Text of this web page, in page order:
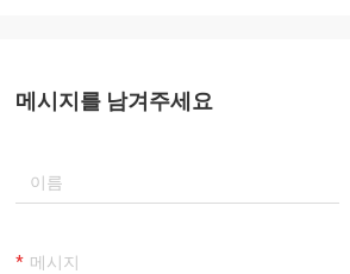
메시지를 남겨주세요